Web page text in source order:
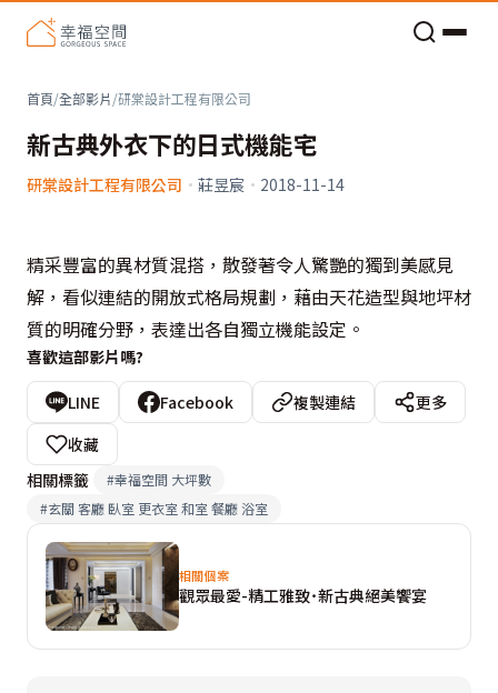
首頁/全部影片/研棠設計工程有限公司
新古典外衣下的日式機能宅
研棠設計工程有限公司 · 莊昱宸 · 2018-11-14
精采豐富的異材質混搭，散發著令人驚艷的獨到美感見
解，看似連結的開放式格局規劃，藉由天花造型與地坪材
質的明確分野，表達出各自獨立機能設定。
喜歡這部影片嗎?
LINE Facebook 複製連結
更多
收藏
相關標籤
#幸福空間 大坪數
#玄關 客廳 臥室 更衣室 和室 餐廳 浴室
相關個案
觀眾最愛-精工雅致˙新古典絕美饗宴